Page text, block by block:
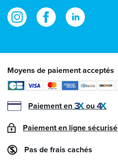
Moyens de paiement acceptés
Paiement en ou
Paiement en ligne sécurisé
Pas de frais cachés